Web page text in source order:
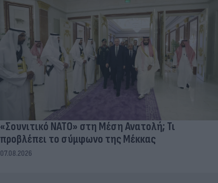
«Σουνιτικό ΝΑΤΟ» στη Μέση Ανατολή; Τι
προβλέπει το σύμφωνο της Μέκκας
07.08.2026